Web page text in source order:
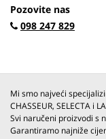
Pozovite nas
098 247 829
Mi smo najveći
CHASSEUR, SELECTA i
Svi naručeni proizvodi s
Garantiramo najniže